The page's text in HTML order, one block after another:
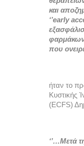
και
‘’early
φαρμάκων
που
ήταν το
Κυστικής
(ECFS)
‘’…Μετά